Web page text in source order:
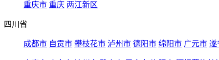
重庆市 重庆 两江新区
四川省
成都市 自贡市 攀枝花市 泸州市 德阳市 绵阳市 广元市 遂